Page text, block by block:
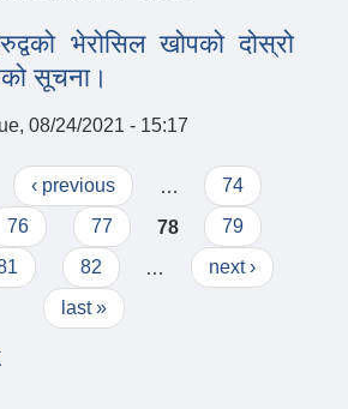
भेरोसिल खोपको दोस्रो
सूचना।
08/24/2021 - 15:17
खोप बारेको सूचना।
‹ previous
74
76 77 78
79
82
next ›
last »